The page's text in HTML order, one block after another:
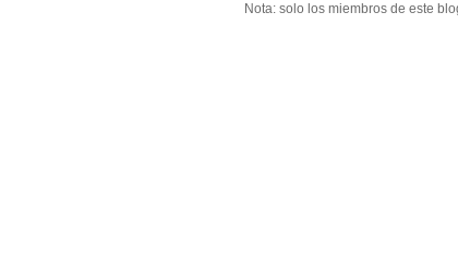
Nota: solo los miembros de este